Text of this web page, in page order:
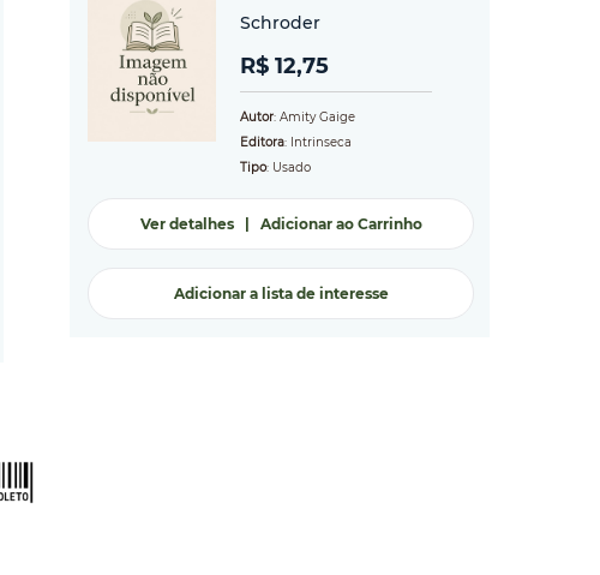
Schroder
R$ 12,75
Autor: Amity Gaige
Editora: Intrinseca
Tipo: Usado
Ver detalhes| Adicionar ao Carrinho
Adicionar a lista de interesse